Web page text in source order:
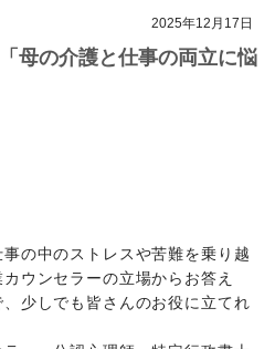
母の介護と仕事の両立に悩
2025年12月17日
の中のストレスや苦難を乗り越
ウンセラーの立場からお答え
少しでも皆さんのお役に立てれ